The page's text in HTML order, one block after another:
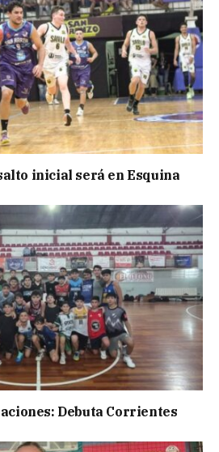
inicial será en Esquina
Debuta Corrientes